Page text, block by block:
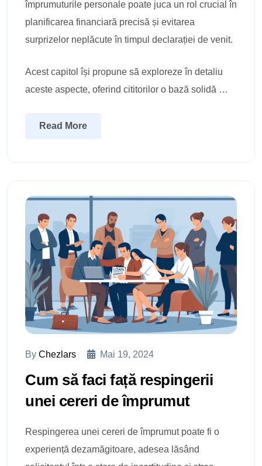
împrumuturile personale poate juca un rol crucial în
planificarea financiară precisă și evitarea
surprizelor neplăcute în timpul declarației de venit.
Acest capitol își propune să exploreze în detaliu
aceste aspecte, oferind cititorilor o bază solidă …
Read More
By Chezlars Mai 19, 2024
Cum să faci față respingerii
unei cereri de împrumut
Respingerea unei cereri de împrumut poate fi o
experiență dezamăgitoare, adesea lăsând